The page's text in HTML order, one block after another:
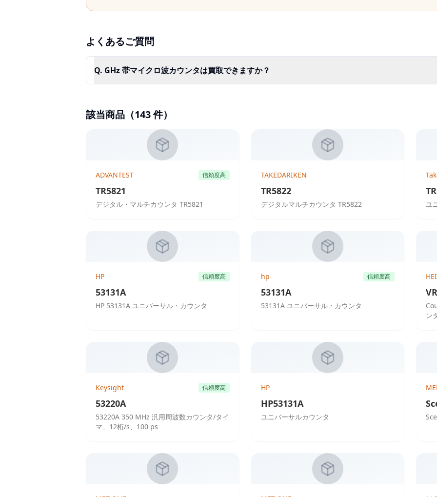
よくあるご質問
Q. GHz 帯マイクロ波カウンタは買取できますか？
該当商品（143件）
ADVANTEST 信頼度高
TR5821
デジタル・マルチカウンタ TR5821
TAKEDARIKEN
TR5822
デジタルマルチカウンタ TR5822 ユ
HP 信頼度高
53131A
HP 53131A ユニバーサル・カウンタ
hp 信頼度高
53131A
53131A ユニバーサル・カウンタ
ン
Keysight 信頼度高
53220A
53220A 350 MHz 汎用周波数カウンタ/タイ
マ、12桁/s、100 ps
HP
HP53131A
ユニバーサルカウンタ